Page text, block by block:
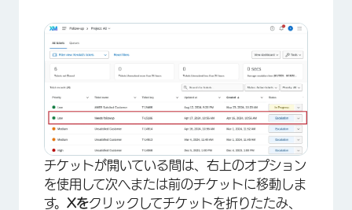
チケットが開いている間は、右上のオプション
を使用して次へまたは前のチケットに移動しま
す。 Xをクリックしてチケットを折りたたみ、